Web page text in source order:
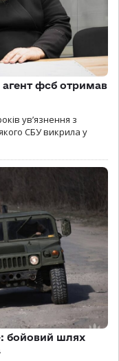
фсб отримав
увʼязнення з
СБУ викрила у
бойовий шлях